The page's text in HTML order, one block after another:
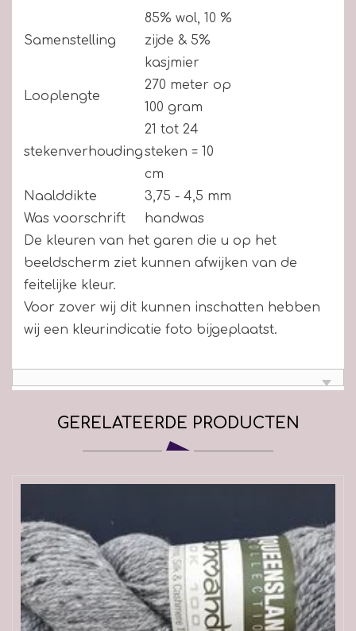
Samenstelling
85% wol, 10 %
zijde & 5%
kasjmier
Looplengte
270 meter op
100 gram
stekenverhouding
21 tot 24
steken = 10
cm
Naalddikte
3,75 - 4,5 mm
Was voorschrift
handwas
De kleuren van het garen die u op het
beeldscherm ziet kunnen afwijken van de
feitelijke kleur.
Voor zover wij dit kunnen inschatten hebben
wij een kleurindicatie foto bijgeplaatst.
GERELATEERDE PRODUCTEN